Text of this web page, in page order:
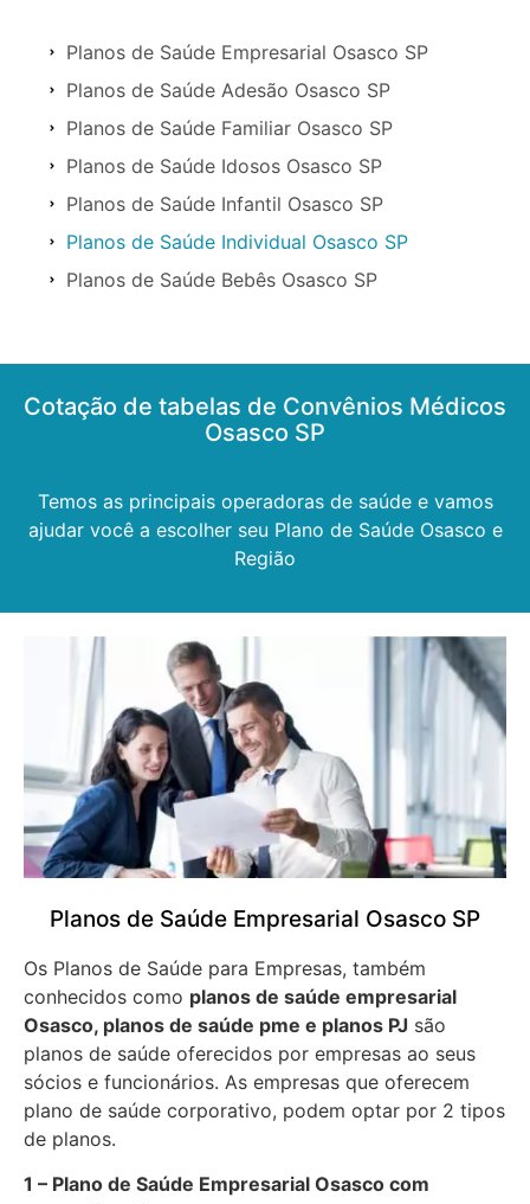
Planos de Saúde Empresarial Osasco SP
Planos de Saúde Adesão Osasco SP
Planos de Saúde Familiar Osasco SP
Planos de Saúde Idosos Osasco SP
Planos de Saúde Infantil Osasco SP
Planos de Saúde Individual Osasco SP
Planos de Saúde Bebês Osasco SP
Cotação de tabelas de Convênios Médicos
Osasco SP
Temos as principais operadoras de saúde e vamos
ajudar você a escolher seu Plano de Saúde Osasco e
Região
Planos de Saúde Empresarial Osasco SP
Os Planos de Saúde para Empresas, também
conhecidos como planos de saúde empresarial
Osasco, planos de saúde pme e planos PJ são
planos de saúde oferecidos por empresas ao seus
sócios e funcionários. As empresas que oferecem
plano de saúde corporativo, podem optar por 2 tipos
de planos.
1 – Plano de Saúde Empresarial Osasco com